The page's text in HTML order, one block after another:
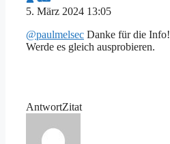
5. März 2024 13:05
@paulmelsec Danke für die Info!
Werde es gleich ausprobieren.
AntwortZitat